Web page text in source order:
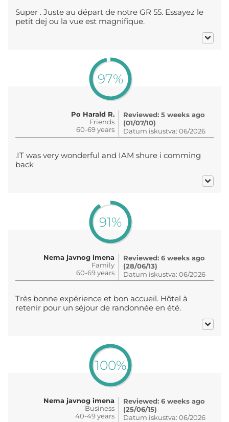
Super . Juste au départ de notre GR 55. Essayez le
petit dej ou la vue est magnifique.
97%
Po Harald R.
Friends
60-69 years
Reviewed: 5 weeks ago
(01/07/10)
Datum iskustva: 06/2026
.IT was very wonderful and IAM shure i comming
back
91%
Nema javnog imena
Family
60-69 years
Reviewed: 6 weeks ago
(28/06/13)
Datum iskustva: 06/2026
Très bonne expérience et bon accueil. Hôtel à
retenir pour un séjour de randonnée en été.
100%
Nema javnog imena
Business
40-49 years
Reviewed: 6 weeks ago
(25/06/15)
Datum iskustva: 06/2026